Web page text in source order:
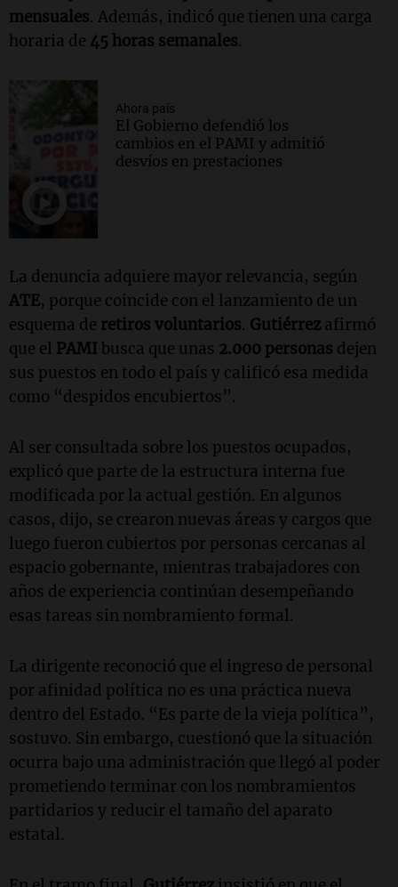
mensuales. Además, indicó que tienen una carga
horaria de 45 horas semanales.
Ahora país
El Gobierno defendió los
cambios en el PAMI y admitió
desvíos en prestaciones
La denuncia adquiere mayor relevancia, según
ATE, porque coincide con el lanzamiento de un
esquema de retiros voluntarios. Gutiérrez afirmó
que el PAMI busca que unas 2.000 personas dejen
sus puestos en todo el país y calificó esa medida
como “despidos encubiertos”.
Al ser consultada sobre los puestos ocupados,
explicó que parte de la estructura interna fue
modificada por la actual gestión. En algunos
casos, dijo, se crearon nuevas áreas y cargos que
luego fueron cubiertos por personas cercanas al
espacio gobernante, mientras trabajadores con
años de experiencia continúan desempeñando
esas tareas sin nombramiento formal.
La dirigente reconoció que el ingreso de personal
por afinidad política no es una práctica nueva
dentro del Estado. “Es parte de la vieja política”,
sostuvo. Sin embargo, cuestionó que la situación
ocurra bajo una administración que llegó al poder
prometiendo terminar con los nombramientos
partidarios y reducir el tamaño del aparato
estatal.